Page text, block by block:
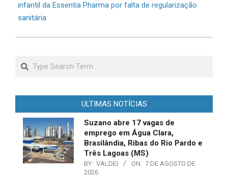
infantil da Essentia Pharma por falta de regularização
sanitária
Search
ULTIMAS NOTÍCIAS
Suzano abre 17 vagas de
emprego em Água Clara,
Brasilândia, Ribas do Rio Pardo e
Três Lagoas (MS)
BY: VALDEI ON: 7 DE AGOSTO DE
2026